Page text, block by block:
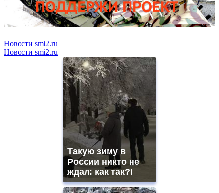
Новости smi2.ru
Новости smi2.ru
Такую зиму в
России никто не
ждал: как так?!